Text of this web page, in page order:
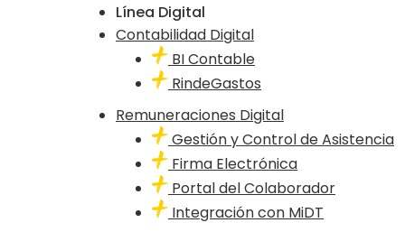
Línea Digital
Contabilidad Digital
BI Contable
RindeGastos
Remuneraciones Digital
Gestión y Control de Asistencia
Firma Electrónica
Portal del Colaborador
Integración con MiDT